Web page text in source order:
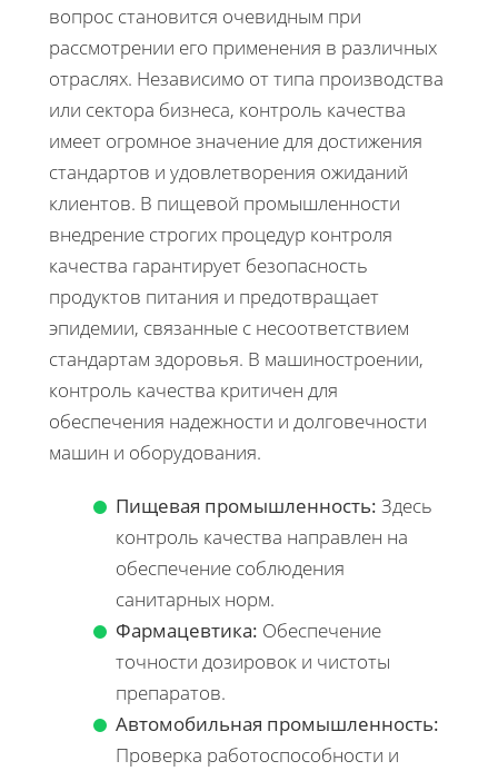
вопрос становится очевидным при
рассмотрении его применения в различных
отраслях. Независимо от типа производства
или сектора бизнеса, контроль качества
имеет огромное значение для достижения
стандартов и удовлетворения ожиданий
клиентов. В пищевой промышленности
внедрение строгих процедур контроля
качества гарантирует безопасность
продуктов питания и предотвращает
эпидемии, связанные с несоответствием
стандартам здоровья. В машиностроении,
контроль качества критичен для
обеспечения надежности и долговечности
машин и оборудования.
Пищевая промышленность: Здесь
контроль качества направлен на
обеспечение соблюдения
санитарных норм.
Фармацевтика: Обеспечение
точности дозировок и чистоты
препаратов.
Автомобильная промышленность:
Проверка работоспособности и